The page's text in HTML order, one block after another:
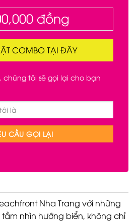
đồng
COMBO TẠI ĐÂY
chúng tôi sẽ gọi lại cho bạn
Nha Trang với những
nhìn hướng biển, không chỉ